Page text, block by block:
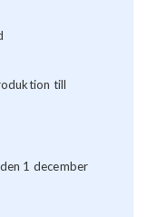
till
1 december